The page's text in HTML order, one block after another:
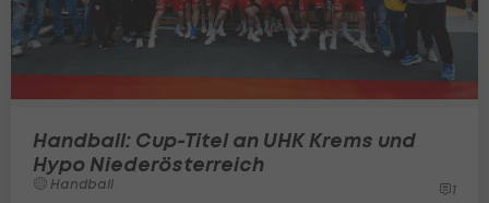
Handball: Cup-Titel an UHK Krems und
Hypo Niederösterreich
Handball 1